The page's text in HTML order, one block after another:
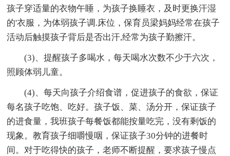
孩子穿适量的衣物午睡，为孩子换睡衣，及时更换汗湿
的'衣服，为体弱孩子调.床位，保育员梁妈妈经常在孩子
活动后触摸孩子背后是否出汗,经常为孩子勤擦汗。
(3)、提醒孩子多喝水，每天喝水次数不少于六次，
照顾体弱儿童。
(4)、每天向孩子介绍食谱，促进孩子的食欲，保证
每名孩子吃饱、吃好。孩子饭、菜、汤分开，保证孩子
的进食量，我班孩子每餐饭都能按量吃完，没有剩饭的
现象。教育孩子细嚼慢咽，保证孩子30分钟的进餐时
间。对于吃得快的孩子，老师不断提醒，要求孩子慢点